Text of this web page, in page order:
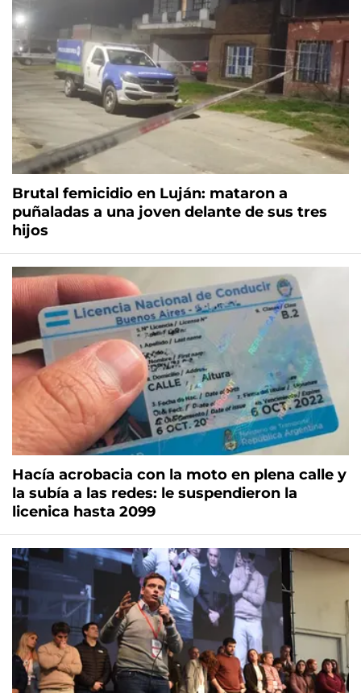
Brutal femicidio en Luján: mataron a
puñaladas a una joven delante de sus tres
hijos
Hacía acrobacia con la moto en plena calle y
la subía a las redes: le suspendieron la
licenica hasta 2099